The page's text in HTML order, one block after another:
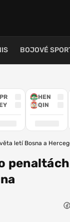
BOJOVÉ
HEN
QIN
letí Bosna a